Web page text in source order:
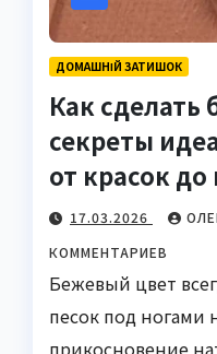
ДОМАШНІЙ ЗАТИШОК
Как сделать
секреты
от красок до
17.03.2026
КОММЕНТАРИЕВ
Бежевый цвет
песок под ногами
прикосновение